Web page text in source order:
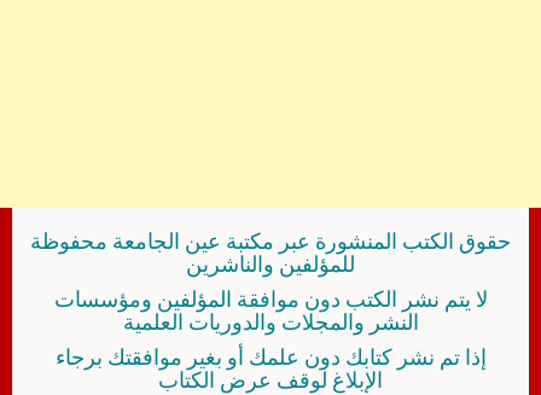
حقوق الكتب المنشورة عبر مكتبة عين الجامعة محفوظة
للمؤلفين والناشرين
لا يتم نشر الكتب دون موافقة المؤلفين ومؤسسات
النشر والمجلات والدوريات العلمية
إذا تم نشر كتابك دون علمك أو بغير موافقتك برجاء
الإبلاغ لوقف عرض الكتاب